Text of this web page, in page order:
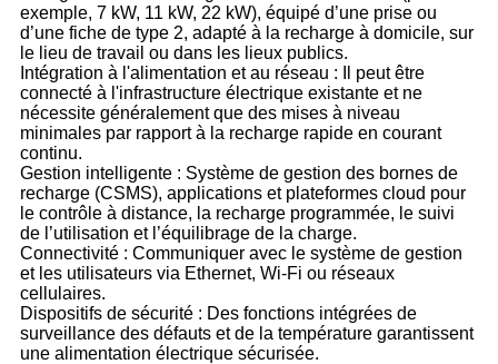
exemple, 7 kW, 11 kW, 22 kW), équipé d’une prise ou
d’une fiche de type 2, adapté à la recharge à domicile, sur
le lieu de travail ou dans les lieux publics.
Intégration à l'alimentation et au réseau : Il peut être
connecté à l'infrastructure électrique existante et ne
nécessite généralement que des mises à niveau
minimales par rapport à la recharge rapide en courant
continu.
Gestion intelligente : Système de gestion des bornes de
recharge (CSMS), applications et plateformes cloud pour
le contrôle à distance, la recharge programmée, le suivi
de l’utilisation et l’équilibrage de la charge.
Connectivité : Communiquer avec le système de gestion
et les utilisateurs via Ethernet, Wi-Fi ou réseaux
cellulaires.
Dispositifs de sécurité : Des fonctions intégrées de
surveillance des défauts et de la température garantissent
une alimentation électrique sécurisée.